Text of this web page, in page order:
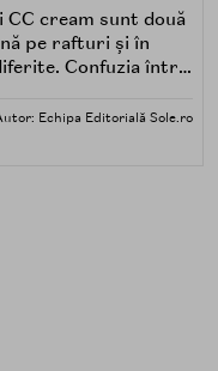
CC cream sunt două
pe rafturi și în
Confuzia între
din spatele
Echipa Editorială Sole.ro